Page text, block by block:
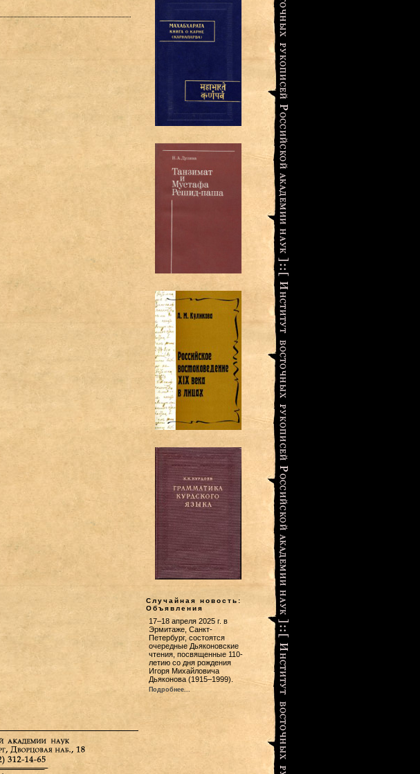
Случайная новость:
Объявления
17–18 апреля 2025 г. в
Эрмитаже, Санкт-
Петербург, состоятся
очередные Дьяконовские
чтения, посвященные 110-
летию со дня рождения
Игоря Михайловича
Дьяконова (1915–1999).
Подробнее...